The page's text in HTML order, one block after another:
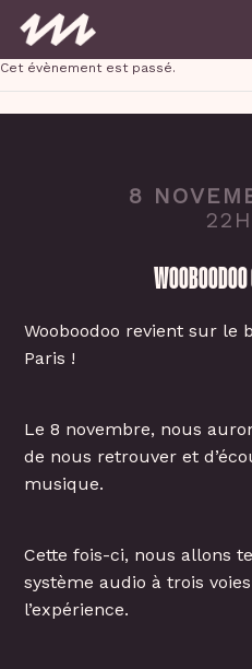
main
content
Cet évènement est passé.
8
Wooboodoo revient sur le
Paris !
Le 8 novembre, nous
de nous retrouver et
musique.
Cette fois-ci, nous allons
système audio à trois
l’expérience.